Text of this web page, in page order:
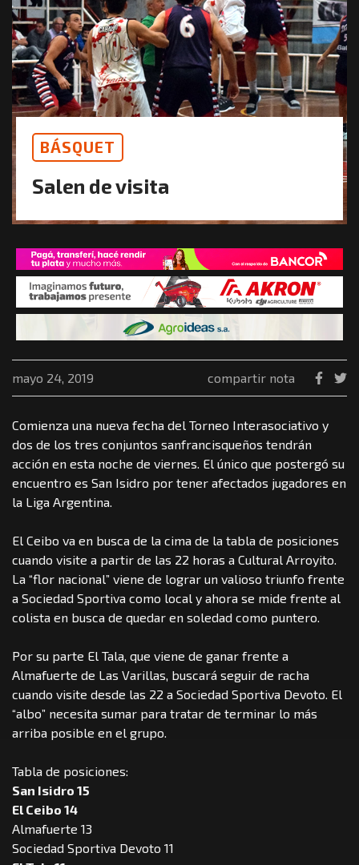
BÁSQUET
Salen de visita
mayo 24, 2019 compartir nota
Comienza una nueva fecha del Torneo Interasociativo y
dos de los tres conjuntos sanfrancisqueños tendrán
acción en esta noche de viernes. El único que postergó su
encuentro es San Isidro por tener afectados jugadores en
la Liga Argentina.
El Ceibo va en busca de la cima de la tabla de posiciones
cuando visite a partir de las 22 horas a Cultural Arroyito.
La “flor nacional” viene de lograr un valioso triunfo frente
a Sociedad Sportiva como local y ahora se mide frente al
colista en busca de quedar en soledad como puntero.
Por su parte El Tala, que viene de ganar frente a
Almafuerte de Las Varillas, buscará seguir de racha
cuando visite desde las 22 a Sociedad Sportiva Devoto. El
“albo” necesita sumar para tratar de terminar lo más
arriba posible en el grupo.
Tabla de posiciones:
San Isidro 15
El Ceibo 14
Almafuerte 13
Sociedad Sportiva Devoto 11